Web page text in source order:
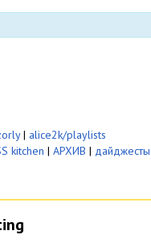
| alice2k/playlists
kitchen | АРХИВ | дайджесты